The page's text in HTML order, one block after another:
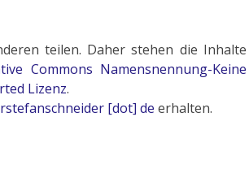
teilen. Daher stehen die Inhalte
Commons Namensnennung-Keine
Lizenz.
[dot] de erhalten.